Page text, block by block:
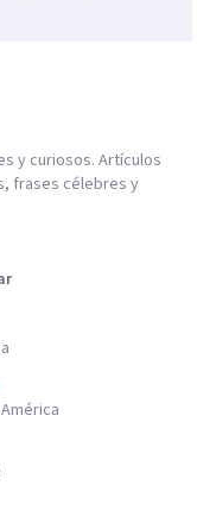
y curiosos. Artículos
frases célebres y